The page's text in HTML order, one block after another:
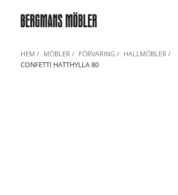
HEM MÖBLER FÖRVARING
HALLMÖBLER
CONFETTI HATTHYLLA 80